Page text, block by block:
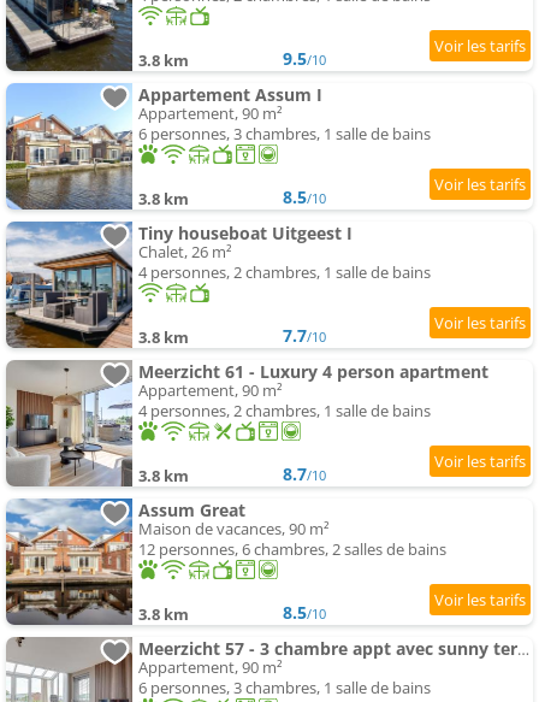
3.8 km 9.5/10
Appartement Assum I
Appartement, 90 m²
6 personnes, 3 chambres, 1 salle de bains
3.8 km 8.5/10
Tiny houseboat Uitgeest I
Chalet, 26 m²
4 personnes, 2 chambres, 1 salle de bains
3.8 km 7.7/10
Meerzicht 61 - Luxury 4 person apartment
Appartement, 90 m²
4 personnes, 2 chambres, 1 salle de bains
3.8 km 8.7/10
Assum Great
Maison de vacances, 90 m²
12 personnes, 6 chambres, 2 salles de bains
3.8 km 8.5/10
Meerzicht 57 - 3 chambre appt avec sunny terrasse
Appartement, 90 m²
6 personnes, 3 chambres, 1 salle de bains